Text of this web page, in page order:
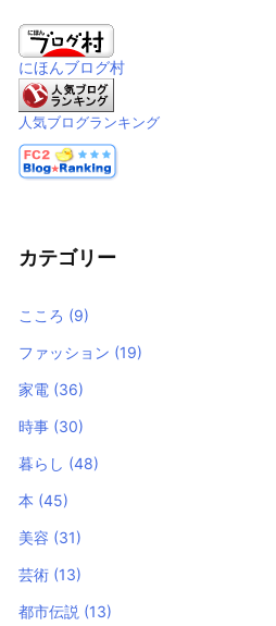
にほんブログ村
人気ブログランキング
カテゴリー
こころ (9)
ファッション (19)
家電 (36)
時事 (30)
暮らし (48)
本 (45)
美容 (31)
芸術 (13)
都市伝説 (13)